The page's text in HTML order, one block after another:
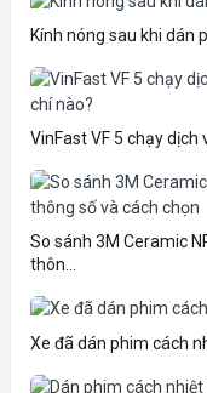
Kính nóng sau khi dán
VinFast VF 5 chạy dịch
So sánh 3M Ceramic
thôn...
Xe đã dán phim cách